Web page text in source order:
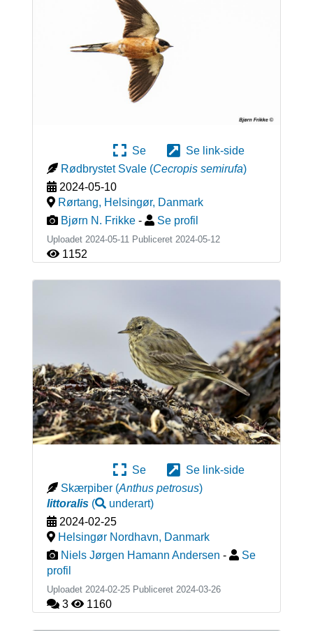
Se
Se link-side
Rødbrystet Svale (Cecropis semirufa)
2024-05-10
Rørtang, Helsingør, Danmark
Bjørn N. Frikke - Se profil
Uploadet 2024-05-11 Publiceret 2024-05-12
1152
Se
Se link-side
Skærpiber (Anthus petrosus)
littoralis( underart)
2024-02-25
Helsingør Nordhavn, Danmark
Niels Jørgen Hamann Andersen -
Se
profil
Uploadet 2024-02-25 Publiceret 2024-03-26
3 1160